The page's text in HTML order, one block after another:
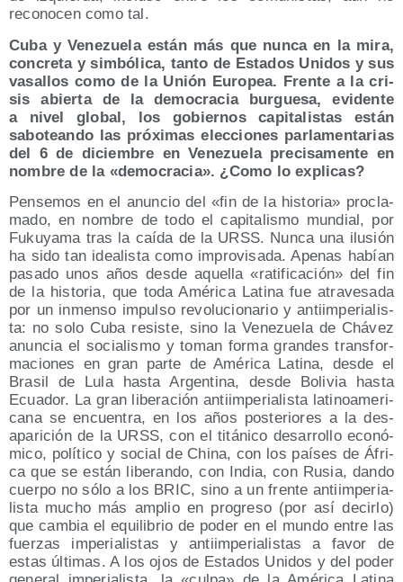
reco­no­cen como tal.
Cuba y Vene­zue­la están más que nun­ca en la mira,
con­cre­ta y sim­bó­li­ca, tan­to de Esta­dos Uni­dos y sus
vasa­llos como de la Unión Euro­pea. Fren­te a la cri­
sis abier­ta de la demo­cra­cia bur­gue­sa, evi­den­te
a nivel glo­bal, los gobier­nos capi­ta­lis­tas están
sabo­tean­do las pró­xi­mas elec­cio­nes par­la­men­ta­rias
del 6 de diciem­bre en Vene­zue­la pre­ci­sa­men­te en
nom­bre de la «demo­cra­cia». ¿Como lo explicas?
Pen­se­mos en el anun­cio del «fin de la his­to­ria» pro­cla­
ma­do, en nom­bre de todo el capi­ta­lis­mo mun­dial, por
Fuku­ya­ma tras la caí­da de la URSS. Nun­ca una ilu­sión
ha sido tan idea­lis­ta como impro­vi­sa­da. Ape­nas habían
pasa­do unos años des­de aque­lla «rati­fi­ca­ción» del fin
de la his­to­ria, que toda Amé­ri­ca Lati­na fue atra­ve­sa­da
por un inmen­so impul­so revo­lu­cio­na­rio y anti­im­pe­ria­lis­
ta: no solo Cuba resis­te, sino la Vene­zue­la de Chá­vez
anun­cia el socia­lis­mo y toman for­ma gran­des trans­for­
ma­cio­nes en gran par­te de Amé­ri­ca Lati­na, des­de el
Bra­sil de Lula has­ta Argen­ti­na, des­de Boli­via has­ta
Ecua­dor. La gran libe­ra­ción anti­im­pe­ria­lis­ta lati­no­ame­ri­
ca­na se encuen­tra, en los años pos­te­rio­res a la des­
apa­ri­ción de la URSS, con el titá­ni­co desa­rro­llo eco­nó­
mi­co, polí­ti­co y social de Chi­na, con los paí­ses de Áfri­
ca que se están libe­ran­do, con India, con Rusia, dan­do
cuer­po no sólo a los BRIC, sino a un fren­te anti­im­pe­ria­
lis­ta mucho más amplio en pro­gre­so (por así decir­lo)
que cam­bia el equi­li­brio de poder en el mun­do entre las
fuer­zas impe­ria­lis­tas y anti­im­pe­ria­lis­tas a favor de
estas últi­mas. A los ojos de Esta­dos Uni­dos y del poder